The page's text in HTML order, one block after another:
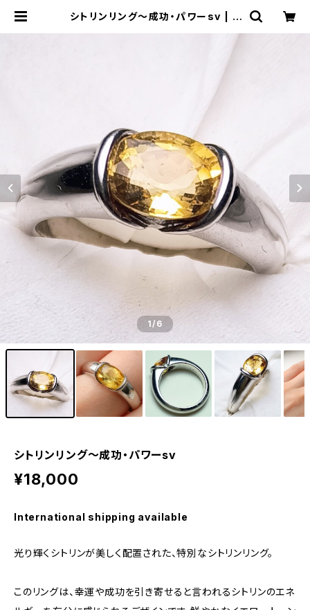
シトリンリング〜成功・パワーsv | S
1/6
シトリンリング〜成功・パワーsv
¥18,000
International shipping available
光り輝くシトリンが美しく配置された、特別なシトリンリング。
このリングは、幸運や成功を引き寄せると言われるシトリンのエネ